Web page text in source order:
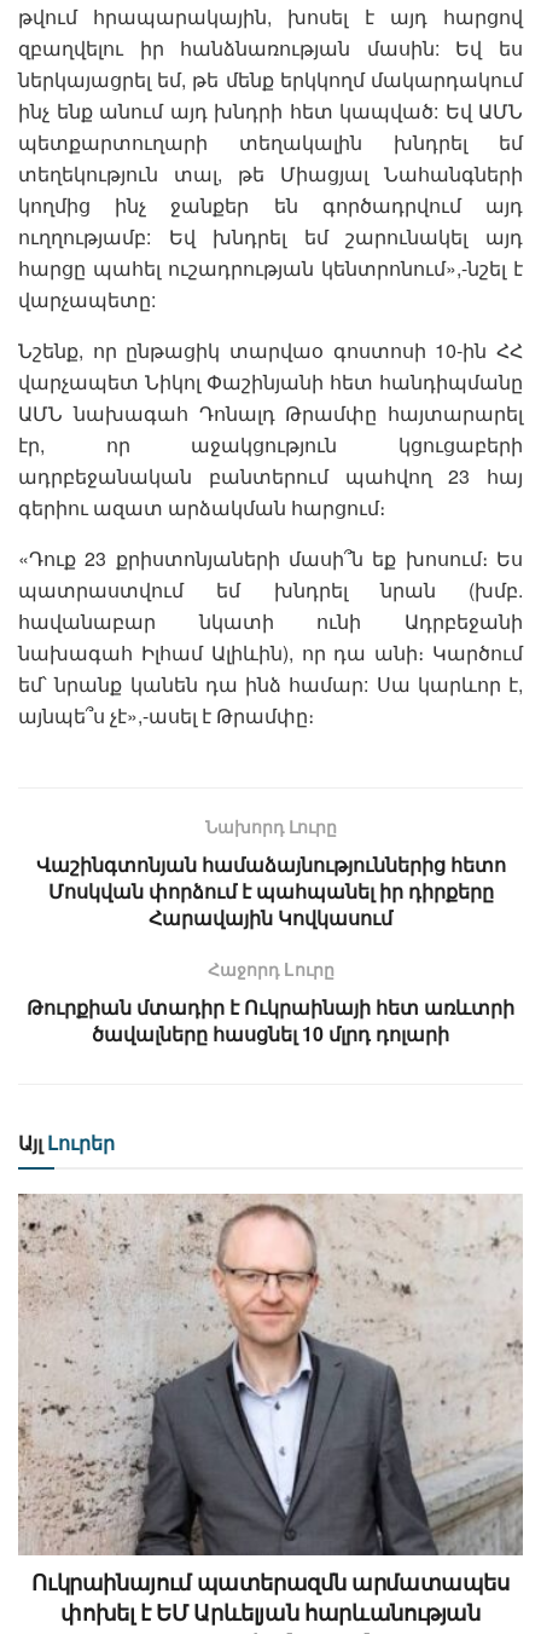
թվում հրապարակային, խոսել է այդ հարցով
զբաղվելու իր հանձնառության մասին: Եվ ես
ներկայացրել եմ, թե մենք երկկողմ մակարդակում
ինչ ենք անում այդ խնդրի հետ կապված: Եվ ԱՄՆ
պետքարտուղարի տեղակալին խնդրել եմ
տեղեկություն տալ, թե Միացյալ Նահանգների
կողմից ինչ ջանքեր են գործադրվում այդ
ուղղությամբ: Եվ խնդրել եմ շարունակել այդ
հարցը պահել ուշադրության կենտրոնում»,-նշել է
վարչապետը:
Նշենք, որ ընթացիկ տարվաօ գոստոսի 10-ին ՀՀ
վարչապետ Նիկոլ Փաշինյանի հետ հանդիպմանը
ԱՄՆ նախագահ Դոնալդ Թրամփը հայտարարել
էր, որ աջակցություն կցուցաբերի
ադրբեջանական բանտերում պահվող 23 հայ
գերիու ազատ արձակման հարցում։
«Դուք 23 քրիստոնյաների մասի՞ն եք խոսում։ Ես
պատրաստվում եմ խնդրել նրան (խմբ.
հավանաբար նկատի ունի Ադրբեջանի
նախագահ Իլհամ Ալիևին), որ դա անի։ Կարծում
եմ՝ նրանք կանեն դա ինձ համար: Սա կարևոր է,
այնպե՞ս չէ»,-ասել է Թրամփը։
Նախորդ Լուրը
Վաշինգտոնյան համաձայնություններից հետո
Մոսկվան փորձում է պահպանել իր դիրքերը
Հարավային Կովկասում
Հաջորդ Lուրը
Թուրքիան մտադիր է Ուկրաինայի հետ առևտրի
ծավալները հասցնել 10 մլրդ դոլարի
Այլ Լուրեր
Ուկրաինայում պատերազմն արմատապես
փոխել է ԵՄ Արևելյան հարևանության